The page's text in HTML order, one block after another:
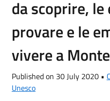
da scoprire,
provare e le
vivere a
Published on 30 July 2020 •
Unesco